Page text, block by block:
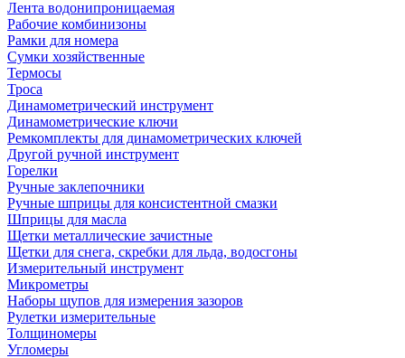
Лента водонипроницаемая
Рабочие комбинизоны
Рамки для номера
Сумки хозяйственные
Термосы
Троса
Динамометрический инструмент
Динамометрические ключи
Ремкомплекты для динамометрических ключей
Другой ручной инструмент
Горелки
Ручные заклепочники
Ручные шприцы для консистентной смазки
Шприцы для масла
Щетки металлические зачистные
Щетки для снега, скребки для льда, водосгоны
Измерительный инструмент
Микрометры
Наборы щупов для измерения зазоров
Рулетки измерительные
Толщиномеры
Угломеры